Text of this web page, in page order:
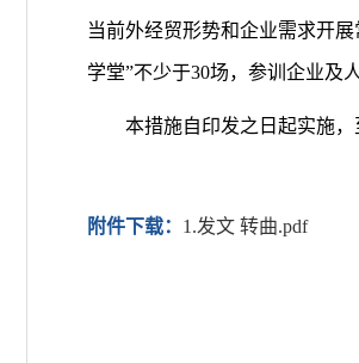
当前外经贸形势和企业需求开
学堂”不少于30场，参训企业及
本措施自印发之日起实施，至
附件下载： 1.发文 转曲.pdf